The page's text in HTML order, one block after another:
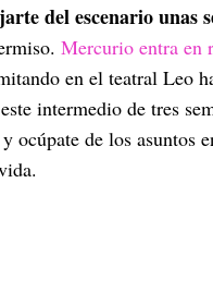
del escenario unas
Mercurio entra en
en el teatral Leo
intermedio de tres
ocúpate de los asuntos